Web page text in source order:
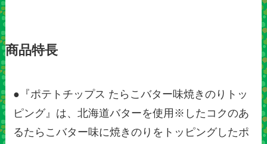
商品特長
●『ポテトチップス たらこバター味焼きのりトッ
ピング』は、北海道バターを使用※したコクのあ
るたらこバター味に焼きのりをトッピングしたポ